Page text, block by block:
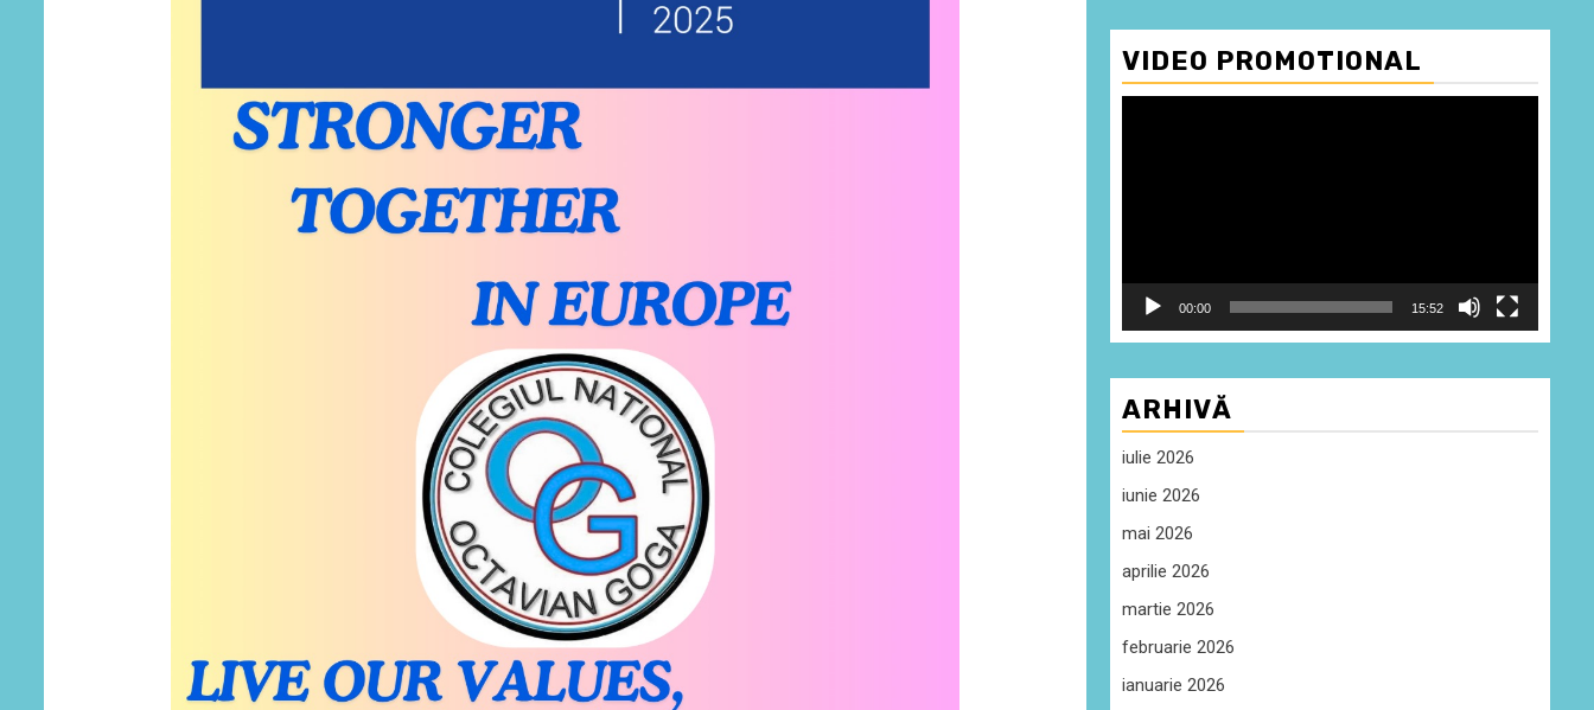
VIDEO PROMOTIONAL
00:00 15:52
ARHIVĂ
iulie 2026
iunie 2026
mai 2026
aprilie 2026
martie 2026
februarie 2026
ianuarie 2026